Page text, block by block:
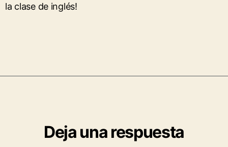
la clase de inglés!
Deja una respuesta